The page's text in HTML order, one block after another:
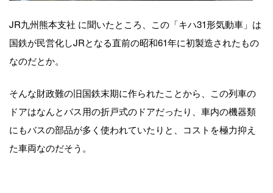
JR九州熊本支社 に聞いたところ、この「キハ31形気動車」は
国鉄が民営化しJRとなる直前の昭和61年に初製造されたもの
なのだとか。
そんな財政難の旧国鉄末期に作られたことから、この列車の
ドアはなんとバス用の折戸式のドアだったり、車内の機器類
にもバスの部品が多く使われていたりと、コストを極力抑え
た車両なのだそう。